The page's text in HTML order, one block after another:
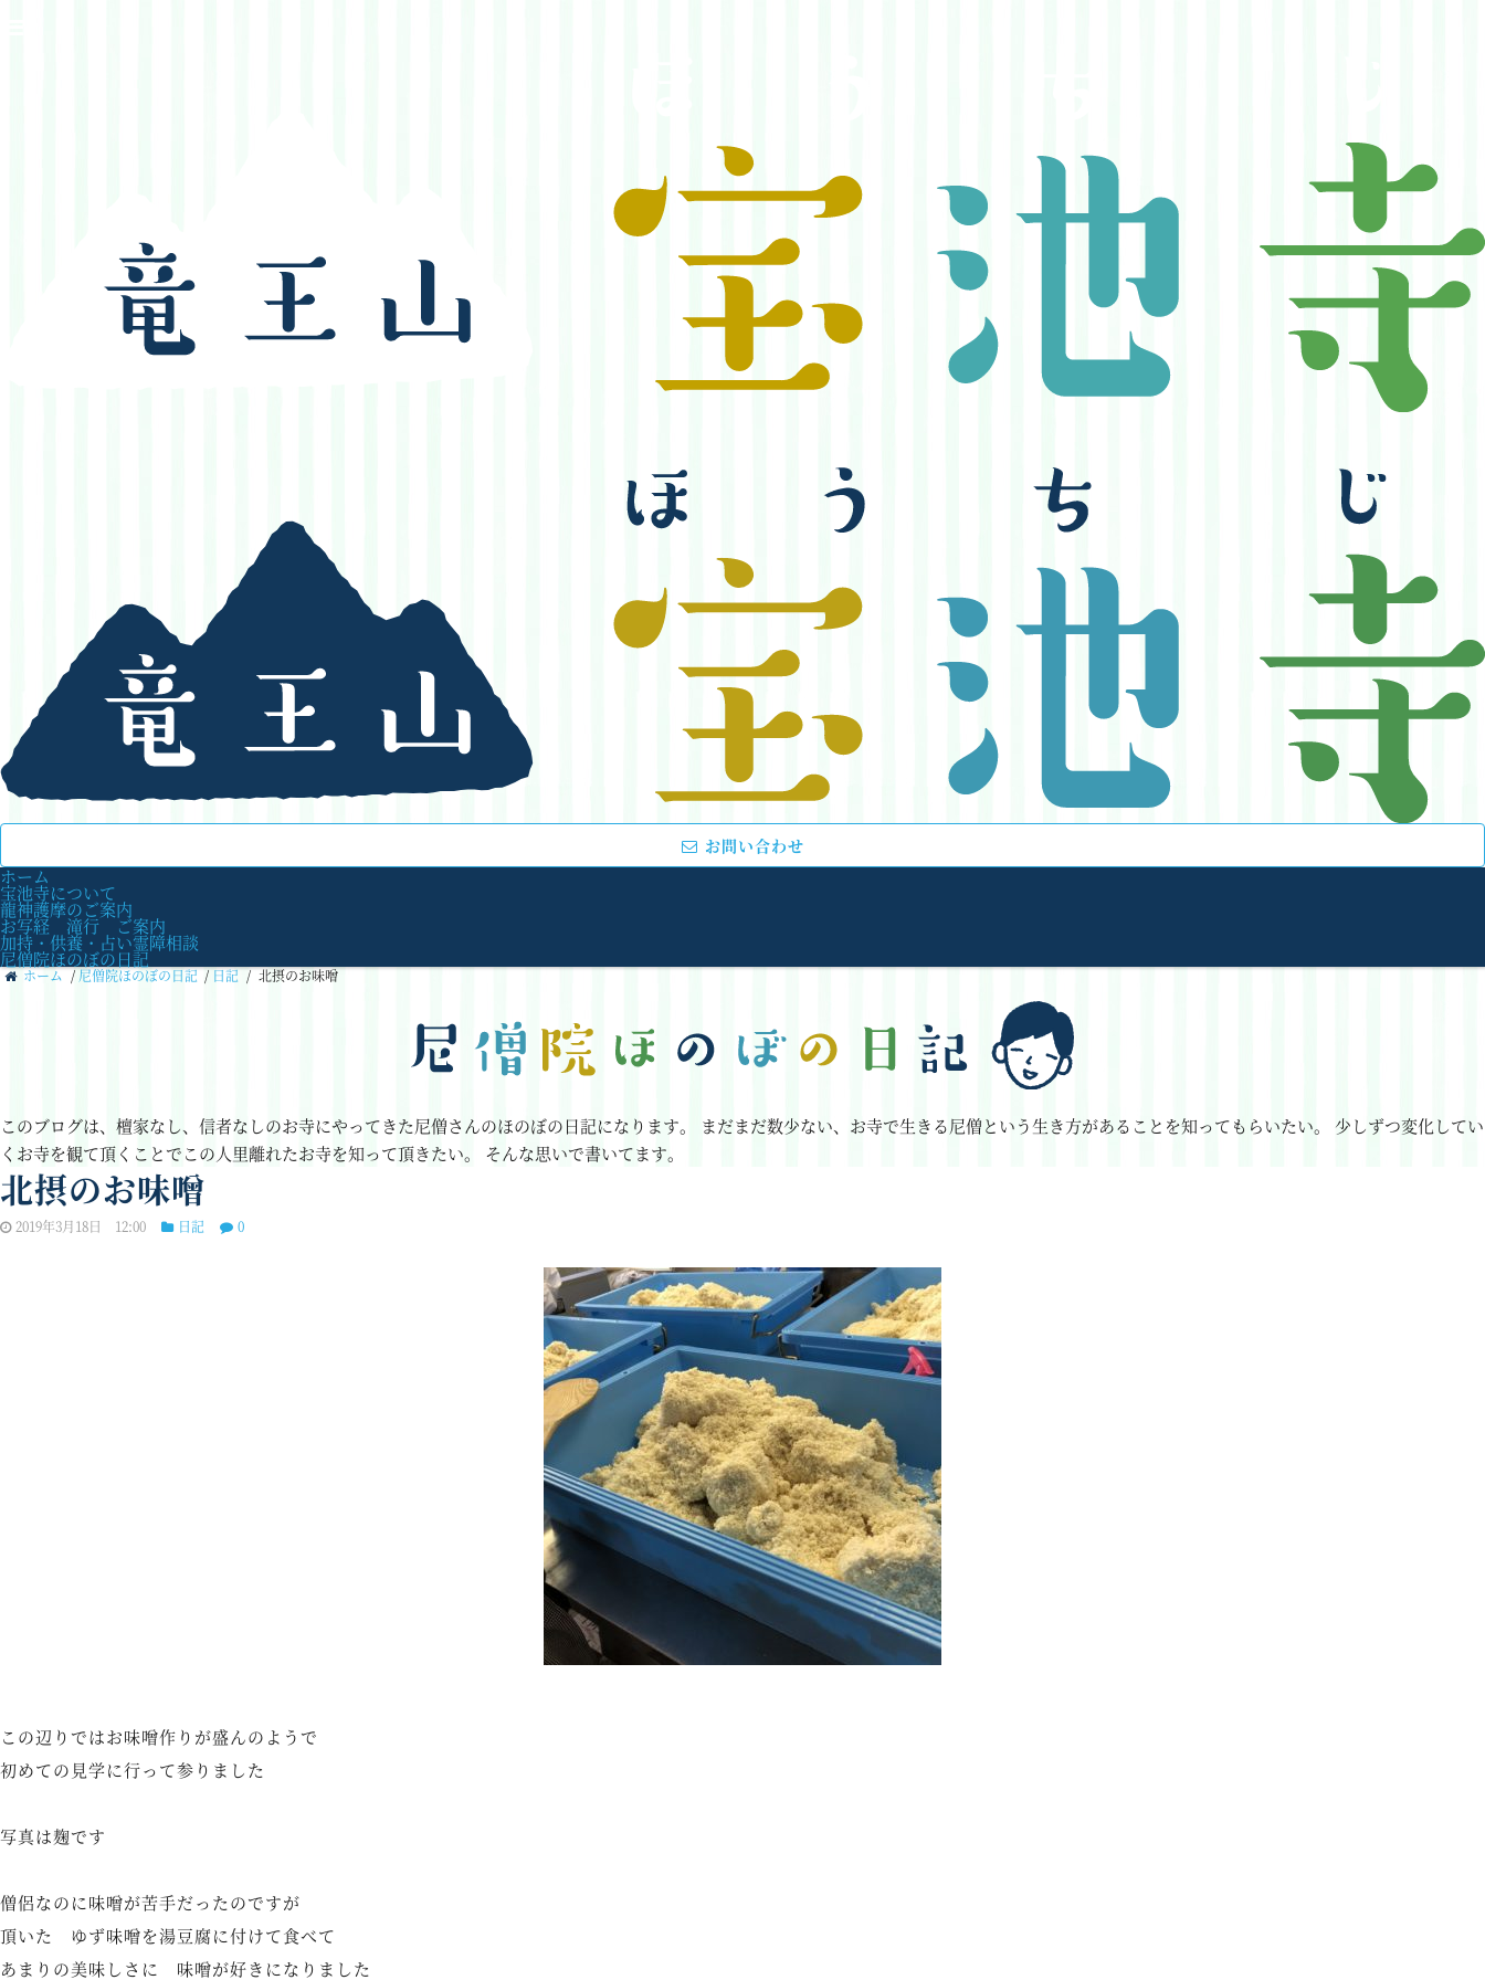
お問い合わせ
ホーム
宝池寺について
龍神護摩のご案内
お写経 滝行 ご案内
加持・供養・占い霊障相談
尼僧院ほのぼの日記
ホーム /尼僧院ほのぼの日記 /日記 / 北摂のお味噌
このブログは、檀家なし、信者なしのお寺にやってきた尼僧さんのほのぼの日記になります。 まだまだ数少ない、お寺で生きる尼僧という生き方があることを知ってもらいたい。
少しずつ変化してい
くお寺を観て頂くことでこの人里離れたお寺を知って頂きたい。 そんな思いで書いてます。
北摂のお味噌
2019年3月18日 12:00 日記 0
この辺りではお味噌作りが盛んのようで
初めての見学に行って参りました
写真は麹です
僧侶なのに味噌が苦手だったのですが
頂いた ゆず味噌を湯豆腐に付けて食べて
あまりの美味しさに 味噌が好きになりました